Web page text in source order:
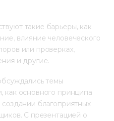
такие барьеры, как
влияние человеческого
или проверках,
и другие.
темы
как основного принципа
благоприятных
С презентацией о